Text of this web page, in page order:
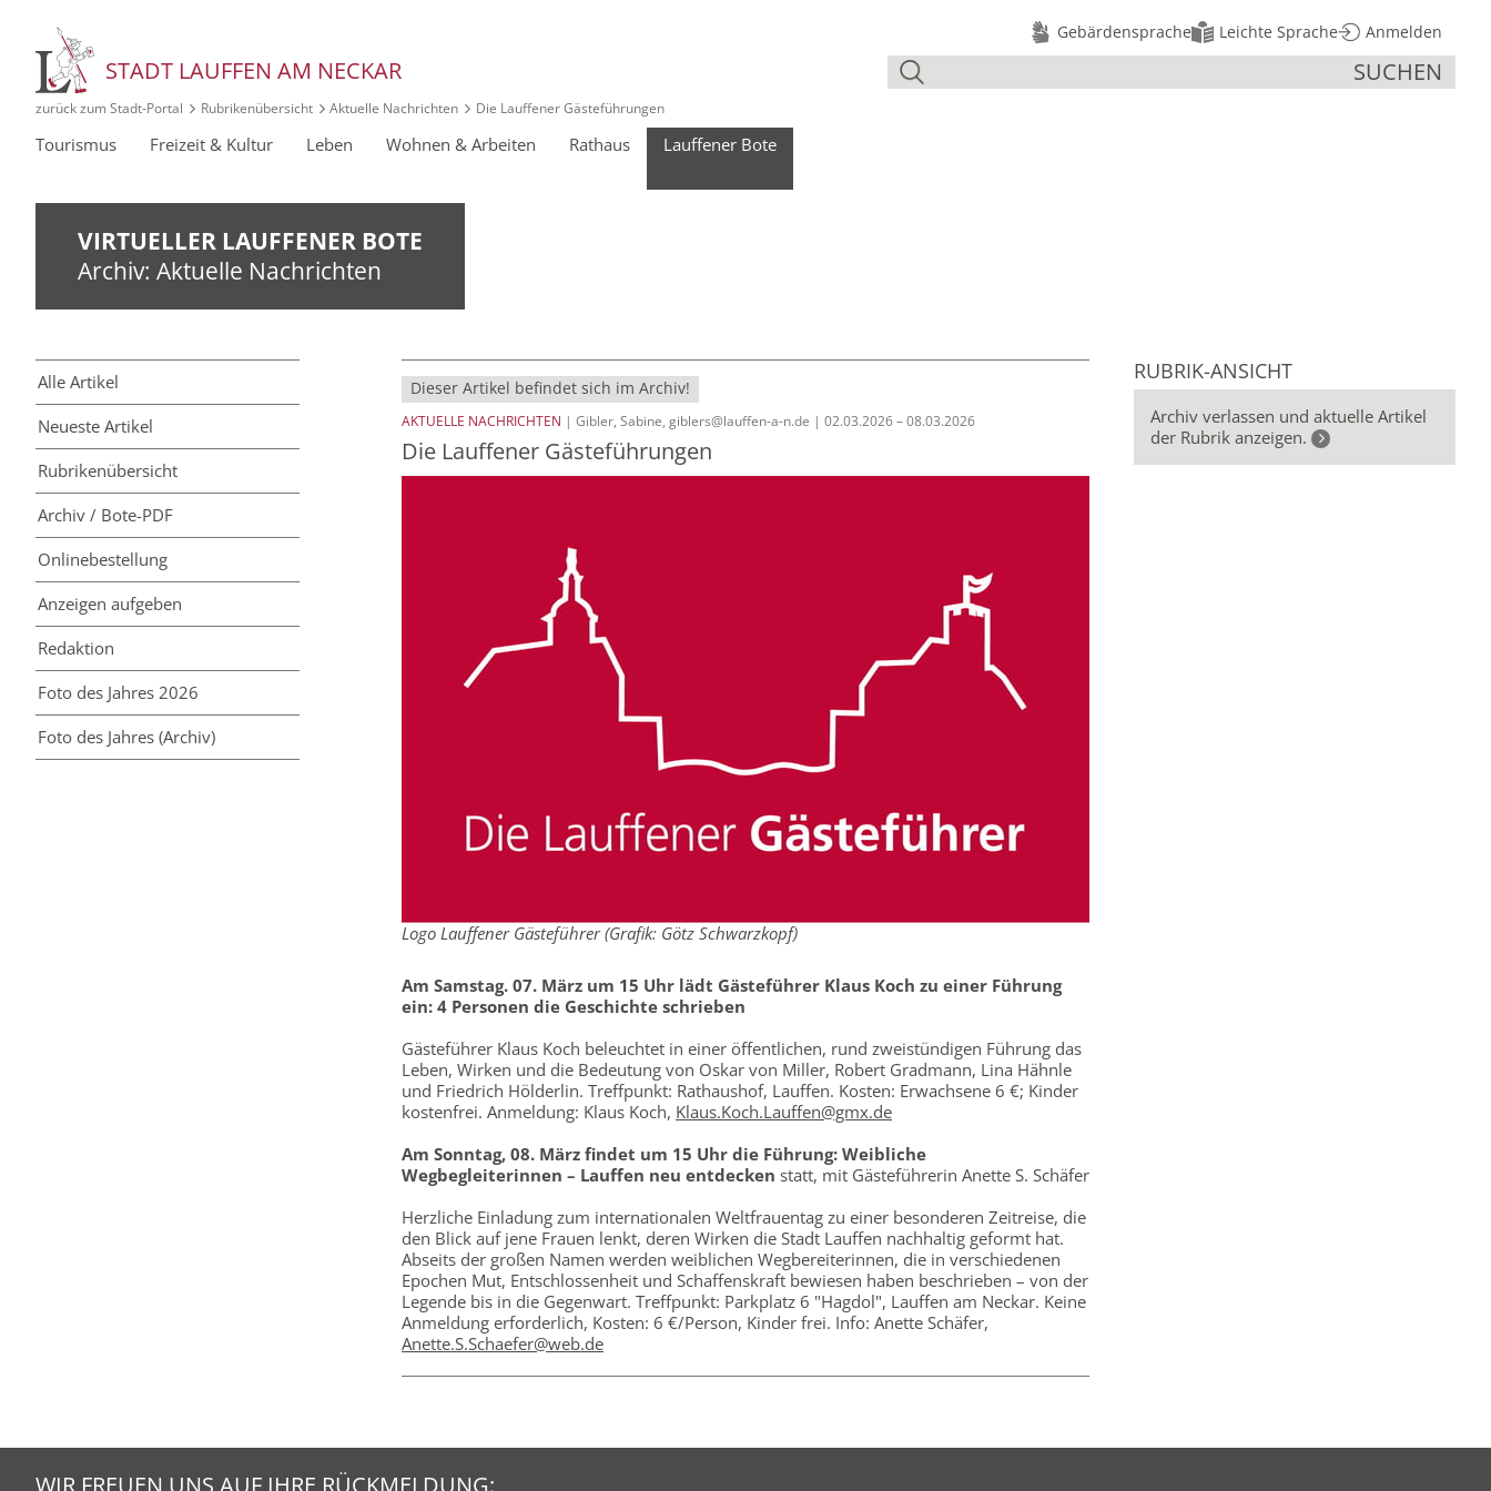
STADT LAUFFEN AM NECKAR
Gebärdensprache Leichte Sprache Anmelden
SUCHEN
zurück zum Stadt‑Portal Rubrikenübersicht Aktuelle Nachrichten Die Lauffener Gästeführungen
Tourismus Freizeit & Kultur Leben Wohnen & Arbeiten Rathaus Lauffener Bote
VIRTUELLER LAUFFENER BOTE
Archiv: Aktuelle Nachrichten
Alle Artikel
Neueste Artikel
Rubriken­übersicht
Archiv / Bote-PDF
Online­bestellung
Anzeigen aufgeben
Redaktion
Foto des Jahres 2026
Foto des Jahres (Archiv)
Dieser Artikel befindet sich im Archiv!
AKTUELLE NACHRICHTEN | Gibler, Sabine, giblers@lauffen-a-n.de | 02.03.2026 – 08.03.2026
Die Lauffener Gästeführungen
Logo Lauffener Gästeführer (Grafik: Götz Schwarzkopf)
Am Samstag. 07. März um 15 Uhr lädt Gästeführer Klaus Koch zu einer Führung
ein: 4 Personen die Geschichte schrieben
Gästeführer Klaus Koch beleuchtet in einer öffentlichen, rund zweistündigen Führung das
Leben, Wirken und die Bedeutung von Oskar von Miller, Robert Gradmann, Lina Hähnle
und Friedrich Hölderlin. Treffpunkt: Rathaushof, Lauffen. Kosten: Erwachsene 6 €; Kinder
kostenfrei. Anmeldung: Klaus Koch, Klaus.Koch.Lauffen@gmx.de
Am Sonntag, 08. März findet um 15 Uhr die Führung: Weibliche
Wegbegleiterinnen – Lauffen neu entdecken statt, mit Gästeführerin Anette S. Schäfer
Herzliche Einladung zum internationalen Weltfrauentag zu einer besonderen Zeitreise, die
den Blick auf jene Frauen lenkt, deren Wirken die Stadt Lauffen nachhaltig geformt hat.
Abseits der großen Namen werden weiblichen Wegbereiterinnen, die in verschiedenen
Epochen Mut, Entschlossenheit und Schaffenskraft bewiesen haben beschrieben – von der
Legende bis in die Gegenwart. Treffpunkt: Parkplatz 6 "Hagdol", Lauffen am Neckar. Keine
Anmeldung erforderlich, Kosten: 6 €/Person, Kinder frei. Info: Anette Schäfer,
Anette.S.Schaefer@web.de
RUBRIK-ANSICHT
Archiv verlassen und aktuelle Artikel
der Rubrik anzeigen.
WIR FREUEN UNS AUF IHRE RÜCKMELDUNG: